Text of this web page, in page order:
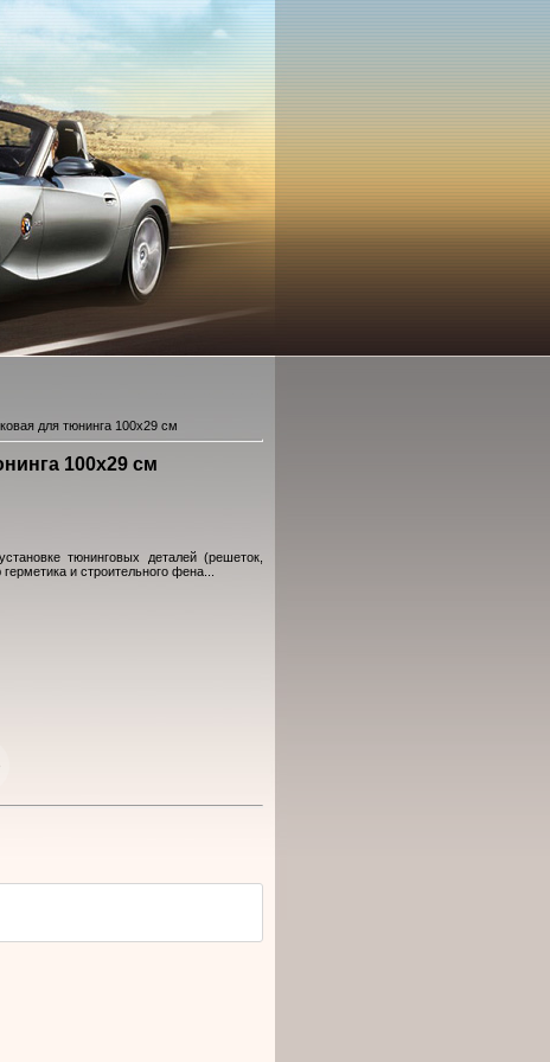
для тюнинга 100x29 см
100x29 см
тюнинговых деталей (решеток,
и строительного фена...